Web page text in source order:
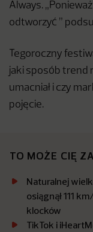
Always.
odtworzyć ”
Tegoroczny
jaki sposób trend
umacniał i czy
pojęcie.
TO MOŻE CIĘ
Naturalnej
osiągnął 111
klocków
TikTok i